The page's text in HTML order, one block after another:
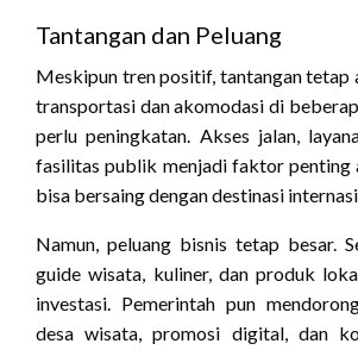
Tantangan dan Peluang
Meskipun tren positif, tantangan tetap
transportasi dan akomodasi di
perlu peningkatan. Akses jalan,
fasilitas publik menjadi faktor penting
bisa bersaing dengan destinasi
Namun, peluang bisnis tetap besar.
guide wisata, kuliner, dan produk
investasi. Pemerintah pun
desa wisata, promosi digital, dan